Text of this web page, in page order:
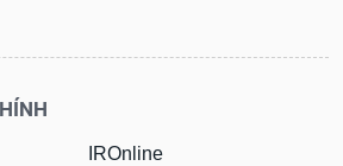
IROnline